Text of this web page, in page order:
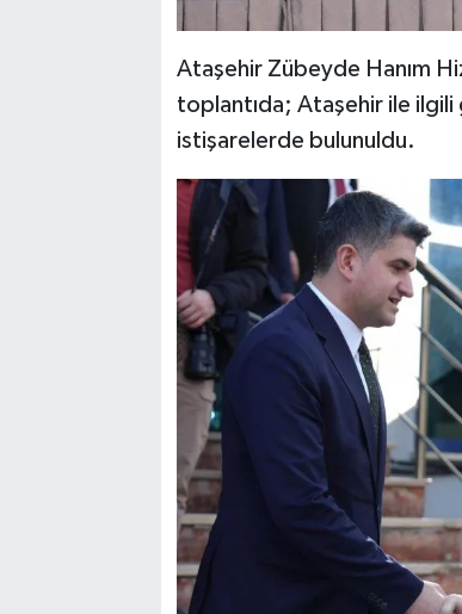
Ataşehir Zübeyde Hanım
toplantıda; Ataşehir ile
istişarelerde bulunuldu.